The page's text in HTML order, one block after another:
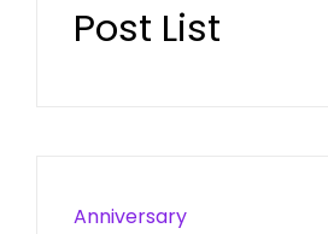
Post List
Anniversary